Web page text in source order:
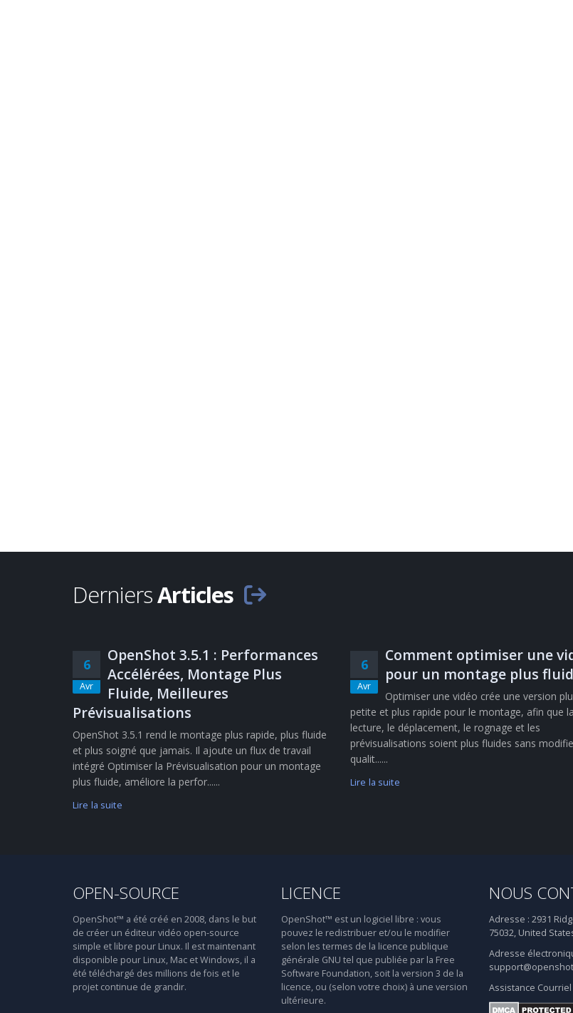
DerniersArticles
6
Avr
OpenShot 3.5.1 : Performances
Accélérées, Montage Plus
Fluide, Meilleures
Prévisualisations
OpenShot 3.5.1 rend le montage plus rapide, plus fluide
et plus soigné que jamais. Il ajoute un flux de travail
intégré Optimiser la Prévisualisation pour un montage
plus fluide, améliore la perfor......
Lire la suite
6
Avr
Comment optimiser une
pour un montage plus
Optimiser une vidéo crée une version
petite et plus rapide pour le montage, afin que la
lecture, le déplacement, le rognage et les
prévisualisations soient plus fluides sans
qualit......
Lire la suite
OPEN-SOURCE
OpenShot™ a été créé en 2008, dans le but
de créer un éditeur vidéo open-source
simple et libre pour Linux. Il est maintenant
disponible pour Linux, Mac et Windows, il a
été téléchargé des millions de fois et le
projet continue de grandir.
LICENCE
OpenShot™ est un logiciel libre : vous
pouvez le redistribuer et/ou le modifier
selon les termes de la licence publique
générale GNU tel que publiée par la Free
Software Foundation, soit la version 3 de la
licence, ou (selon votre choix) à une version
ultérieure.
NOUS
Adresse : 2931
75032, United
Adresse
Assistance Courriel